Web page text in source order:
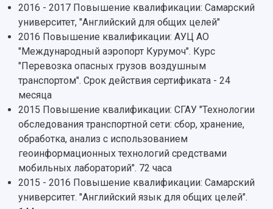
Умный дом бабочек
Международный межвузовский кампус
Сведения об образовательной организации
Официальные документы
2016 - 2017 Повышение квалификации: Самарский
университет, "Английский для общих целей"
2016 Повышение квалификации: АУЦ АО
"Международный аэропорт Курумоч". Курс
"Перевозка опасных грузов воздушным
транспортом". Срок действия сертификата - 24
месяца
2015 Повышение квалификации: СГАУ "Технологии
обследования транспортной сети: сбор, хранение,
обработка, анализ с использованием
геоинформационных технологий средствами
мобильных лабораторий". 72 часа
2015 - 2016 Повышение квалификации: Самарский
университет. "Английский язык для общих целей".